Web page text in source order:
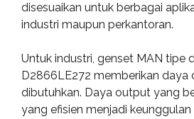
disesuaikan untuk berbagai
industri maupun perkantoran.
Untuk industri, genset MAN tipe
D2866LE272 memberikan daya
dibutuhkan. Daya output yang
yang efisien menjadi